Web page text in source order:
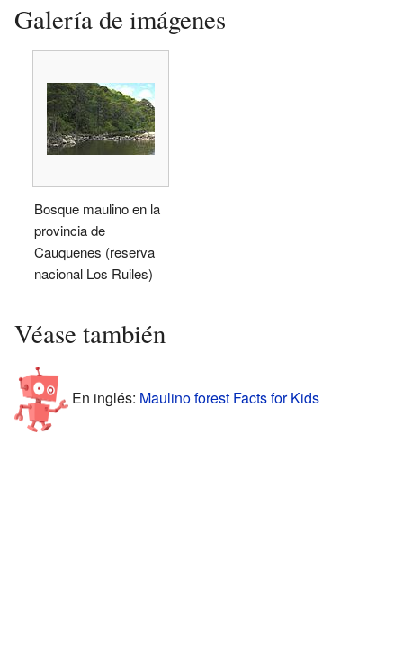
Galería de imágenes
Bosque maulino en la
provincia de
Cauquenes (reserva
nacional Los Ruiles)
Véase también
En inglés: Maulino forest Facts for Kids